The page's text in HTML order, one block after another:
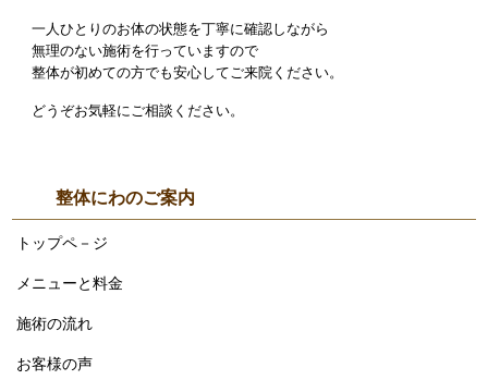
一人ひとりのお体の状態を丁寧に確認しながら
無理のない施術を行っていますので
整体が初めての方でも安心してご来院ください。
どうぞお気軽にご相談ください。
整体にわのご案内
トップペ－ジ
メニューと料金
施術の流れ
お客様の声